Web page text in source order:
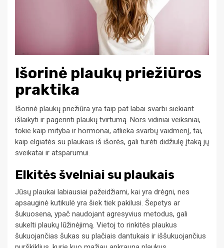
Išorinė plaukų priežiūros
praktika
Išorinė plaukų priežiūra yra taip pat labai svarbi siekiant
išlaikyti ir pagerinti plaukų tvirtumą. Nors vidiniai veiksniai,
tokie kaip mityba ir hormonai, atlieka svarbų vaidmenį, tai,
kaip elgiatės su plaukais iš išorės, gali turėti didžiulę įtaką jų
sveikatai ir atsparumui.
Elkitės švelniai su plaukais
Jūsų plaukai labiausiai pažeidžiami, kai yra drėgni, nes
apsauginė kutikulė yra šiek tiek pakilusi. Šepetys ar
šukuosena, ypač naudojant agresyvius metodus, gali
sukelti plaukų lūžinėjimą. Vietoj to rinkitės plaukus
šukuojančias šukas su plačiais dantukais ir iššukuojančius